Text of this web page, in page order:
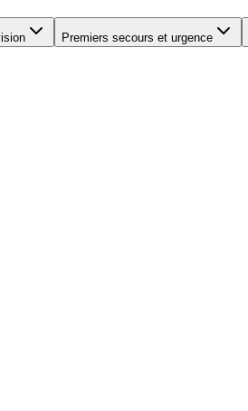
Premiers secours et urgence